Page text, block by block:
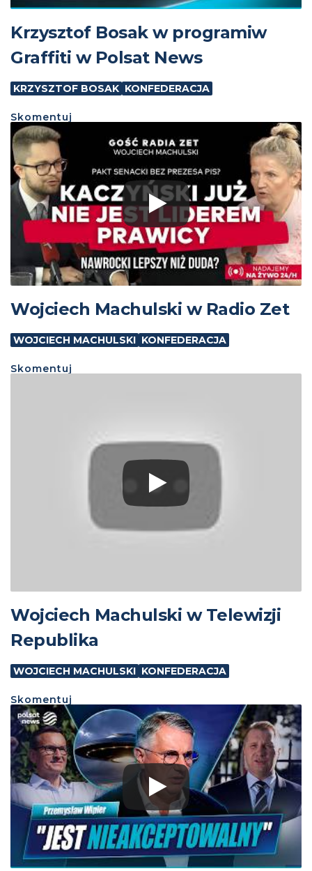
Krzysztof Bosak w programiw
Graffiti w Polsat News
KRZYSZTOF BOSAK KONFEDERACJA
Skomentuj
Wojciech Machulski w Radio Zet
WOJCIECH MACHULSKI KONFEDERACJA
Skomentuj
Wojciech Machulski w Telewizji
Republika
WOJCIECH MACHULSKI KONFEDERACJA
Skomentuj